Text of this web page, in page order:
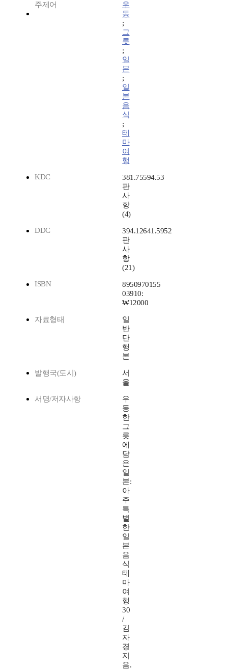
주제어
우
동
;
그
릇
;
일
본
;
일
본
음
식
;
테
마
여
행
KDC
381.75594.53
판
사
항
(4)
DDC
394.12641.5952
판
사
항
(21)
ISBN
8950970155
03910:
₩12000
자료형태
일
반
단
행
본
발행국(도시)
서
울
서명/저자사항
우
동
한
그
릇
에
담
은
일
본:
아
주
특
별
한
일
본
음
식
테
마
여
행
30
/
김
자
경
지
음.